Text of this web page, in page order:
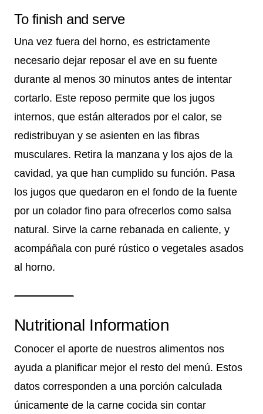
To finish and serve
Una vez fuera del horno, es estrictamente
necesario dejar reposar el ave en su fuente
durante al menos 30 minutos antes de intentar
cortarlo. Este reposo permite que los jugos
internos, que están alterados por el calor, se
redistribuyan y se asienten en las fibras
musculares. Retira la manzana y los ajos de la
cavidad, ya que han cumplido su función. Pasa
los jugos que quedaron en el fondo de la fuente
por un colador fino para ofrecerlos como salsa
natural. Sirve la carne rebanada en caliente, y
acompáñala con puré rústico o vegetales asados
al horno.
Nutritional Information
Conocer el aporte de nuestros alimentos nos
ayuda a planificar mejor el resto del menú. Estos
datos corresponden a una porción calculada
únicamente de la carne cocida sin contar